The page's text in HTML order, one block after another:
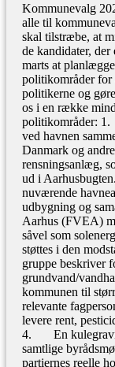
Kommunevalg
alle til
skal tilstræbe, at
de kandidater,
marts at
politikområder for
politikerne og
os i en række
politikområder:
ved havnen
Danmark og
rensningsanlæg,
ud i
nuværende
udbygning og
Aarhus (FVEA)
såvel som
støttes i den
gruppe beskriver
grundvand/
kommunen til
relevante
levere rent,
4. En
samtlige
partiernes reelle